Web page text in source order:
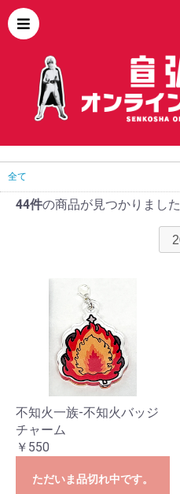
全て
44件の商品が見つかりました
不知火一族-不知火バッジ
チャーム
￥550
ただいま品切れ中です。